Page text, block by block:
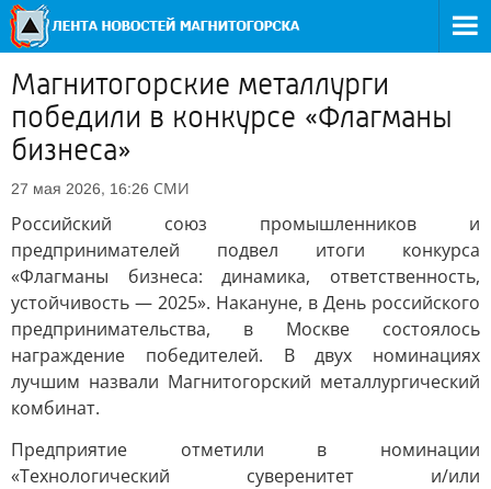
Магнитогорские металлурги
победили в конкурсе «Флагманы
бизнеса»
27 мая 2026, 16:26 СМИ
Российский союз промышленников и
предпринимателей подвел итоги конкурса
«Флагманы бизнеса: динамика, ответственность,
устойчивость — 2025». Накануне, в День российского
предпринимательства, в Москве состоялось
награждение победителей. В двух номинациях
лучшим назвали Магнитогорский металлургический
комбинат.
Предприятие отметили в номинации
«Технологический суверенитет и/или